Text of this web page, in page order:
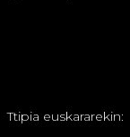
Ttipia euskararekin: